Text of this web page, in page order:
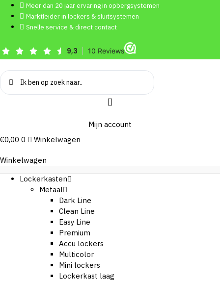
naar
Meer dan 20 jaar ervaring in opbergsystemen
Marktleider in lockers & sluitsystemen
Snelle service & direct contact
Search
...
Mijn account
€0,00 0 Winkelwagen
Winkelwagen
Lockerkasten
Metaal
Dark Line
Clean Line
Easy Line
Premium
Accu lockers
Multicolor
Mini lockers
Lockerkast laag